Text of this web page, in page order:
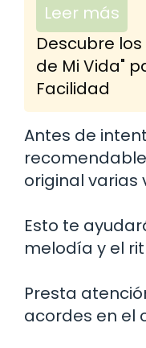
Leer más
Descubre
de Mi Vida"
Facilidad
Antes de
original varias
Esto te
melodía y el
Presta
acordes en el